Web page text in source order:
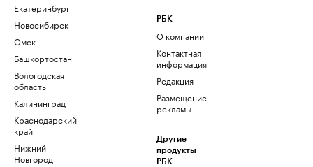
Екатеринбург
Новосибирск
Омск
Башкортостан
Вологодская
область
Калининград
Краснодарский
край
Нижний
Новгород
РБК
О компании
Контактная
информация
Редакция
Размещение
рекламы
Другие
продукты
РБК